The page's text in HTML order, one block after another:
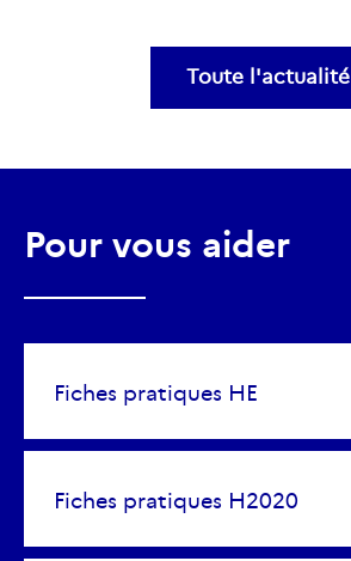
Toute l'actualité
Pour vous aider
Fiches pratiques HE
Fiches pratiques H2020